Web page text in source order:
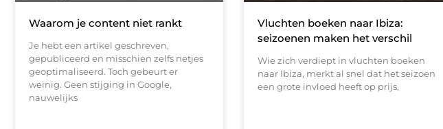
Waarom je content niet rankt
Je hebt een artikel geschreven,
gepubliceerd en misschien zelfs netjes
geoptimaliseerd. Toch gebeurt er
weinig. Geen stijging in Google,
nauwelijks
Vluchten boeken naar Ibiza:
seizoenen maken het verschil
Wie zich verdiept in vluchten boeken
naar Ibiza, merkt al snel dat het seizoen
een grote invloed heeft op prijs,